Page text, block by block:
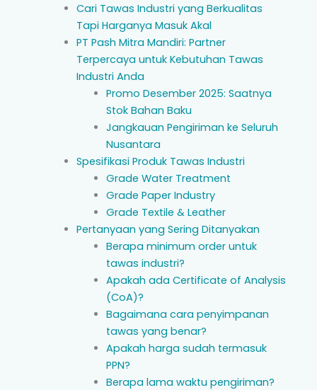
Cari Tawas Industri yang Berkualitas
Tapi Harganya Masuk Akal
PT Pash Mitra Mandiri: Partner
Terpercaya untuk Kebutuhan Tawas
Industri Anda
Promo Desember 2025: Saatnya
Stok Bahan Baku
Jangkauan Pengiriman ke Seluruh
Nusantara
Spesifikasi Produk Tawas Industri
Grade Water Treatment
Grade Paper Industry
Grade Textile & Leather
Pertanyaan yang Sering Ditanyakan
Berapa minimum order untuk
tawas industri?
Apakah ada Certificate of Analysis
(CoA)?
Bagaimana cara penyimpanan
tawas yang benar?
Apakah harga sudah termasuk
PPN?
Berapa lama waktu pengiriman?